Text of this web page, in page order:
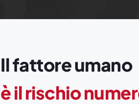
Il fattore umano
è il rischio